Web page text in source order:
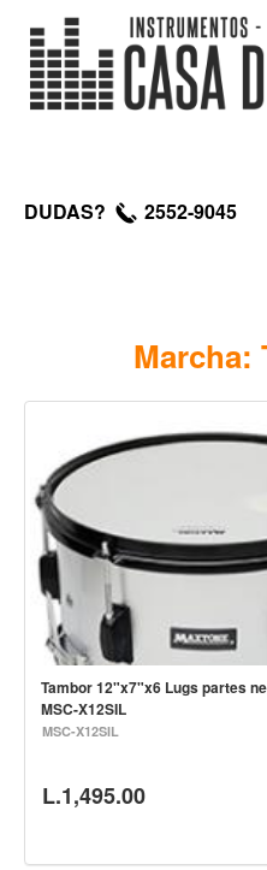
DUDAS? 2552-9045
Electrica
Amplificadores
Pedales de efectos
Estuches y fundas
Fajas y colgantes
Accesorios
Cuerdas
Bajos
Acustico
Marcha:
Tambor 12"x7"x6 Lugs partes
MSC-X12SIL
MSC-X12SIL
L.1,495.00